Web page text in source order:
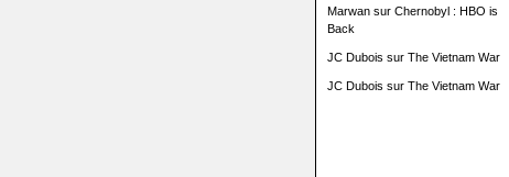
Marwansur Chernobyl : HBO is
Back
JC Dubois sur The Vietnam War
JC Dubois sur The Vietnam War